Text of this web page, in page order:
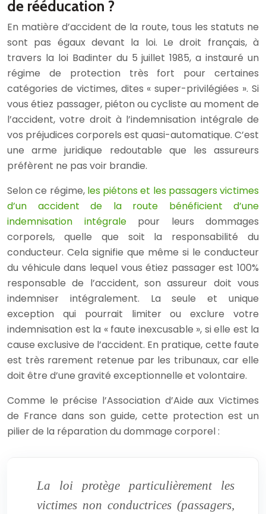
de rééducation ?
En matière d’accident de la route, tous les statuts ne
sont pas égaux devant la loi. Le droit français, à
travers la loi Badinter du 5 juillet 1985, a instauré un
régime de protection très fort pour certaines
catégories de victimes, dites « super-privilégiées ». Si
vous étiez passager, piéton ou cycliste au moment de
l’accident, votre droit à l’indemnisation intégrale de
vos préjudices corporels est quasi-automatique. C’est
une arme juridique redoutable que les assureurs
préfèrent ne pas voir brandie.
Selon ce régime, les piétons et les passagers victimes
d’un accident de la route bénéficient d’une
indemnisation intégralepour leurs dommages
corporels, quelle que soit la responsabilité du
conducteur. Cela signifie que même si le conducteur
du véhicule dans lequel vous étiez passager est 100%
responsable de l’accident, son assureur doit vous
indemniser intégralement. La seule et unique
exception qui pourrait limiter ou exclure votre
indemnisation est la « faute inexcusable », si elle est la
cause exclusive de l’accident. En pratique, cette faute
est très rarement retenue par les tribunaux, car elle
doit être d’une gravité exceptionnelle et volontaire.
Comme le précise l’Association d’Aide aux Victimes
de France dans son guide, cette protection est un
pilier de la réparation du dommage corporel :
La loi protège particulièrement les
victimes non conductrices (passagers,